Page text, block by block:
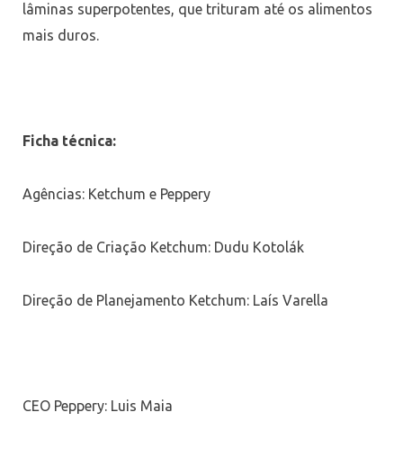
lâminas superpotentes, que trituram até os alimentos
mais duros.
Ficha técnica:
Agências: Ketchum e Peppery
Direção de Criação Ketchum: Dudu Kotolák
Direção de Planejamento Ketchum: Laís Varella
CEO Peppery: Luis Maia